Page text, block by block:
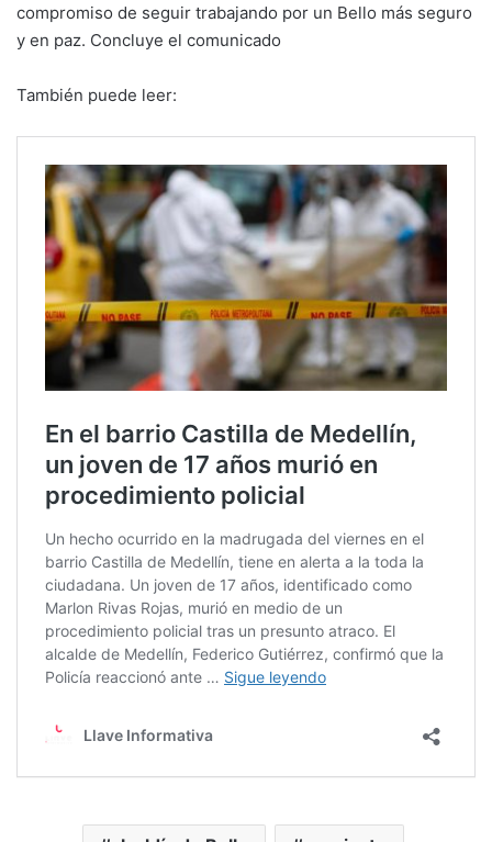
compromiso de seguir trabajando por un Bello más seguro
y en paz. Concluye el comunicado
También puede leer: